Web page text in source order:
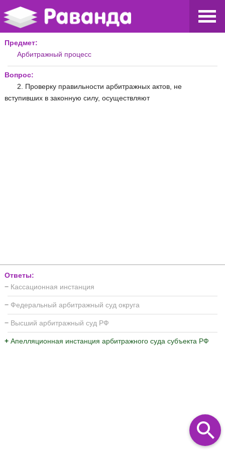
Предмет:
Арбитражный процесс
Вопрос:
2. Проверку правильности арбитражных актов, не
вступивших в законную силу, осуществляют
Ответы:
− Кассационная инстанция
− Федеральный арбитражный суд округа
− Высший арбитражный суд РФ
+ Апелляционная инстанция арбитражного суда субъекта РФ